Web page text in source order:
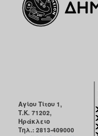
Αγίου Τίτου 1,
Τ.Κ. 71202,
Ηράκλειο
Τηλ.: 2813-409000